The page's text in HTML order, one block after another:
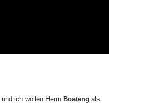
und ich wollen Herrn Boateng als